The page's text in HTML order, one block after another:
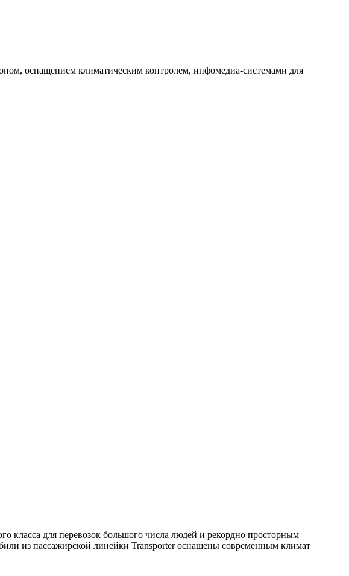
оснащением климатическим контролем, инфомедиа-системами для
класса для перевозок большого числа людей и рекордно просторным
из пассажирской линейки Transporter оснащены современным климат